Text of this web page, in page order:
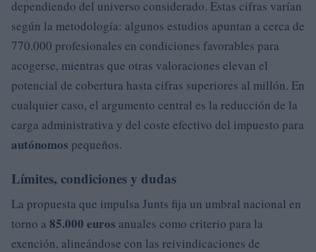
dependiendo del universo considerado. Estas cifras varían
según la metodología: algunos estudios apuntan a cerca de
770.000 profesionales en condiciones favorables para
acogerse, mientras que otras valoraciones elevan el
potencial de cobertura hasta cifras superiores al millón. En
cualquier caso, el argumento central es la reducción de la
carga administrativa y del coste efectivo del impuesto para
autónomos pequeños.
Límites, condiciones y dudas
La propuesta que impulsa Junts fija un umbral nacional en
torno a 85.000 euros anuales como criterio para la
exención, alineándose con las reivindicaciones de